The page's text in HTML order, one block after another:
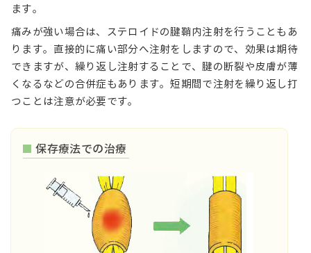
ます。
痛みが強い場合は、ステロイドの腱鞘内注射を行うこともあ
ります。直接的に痛い部分へ注射をしますので、効果は期待
できますが、繰り返し注射することで、腱の断裂や皮膚が薄
くなるなどの合併症もあります。短期間で注射を繰り返し打
つことは注意が必要です。
保存療法での治療